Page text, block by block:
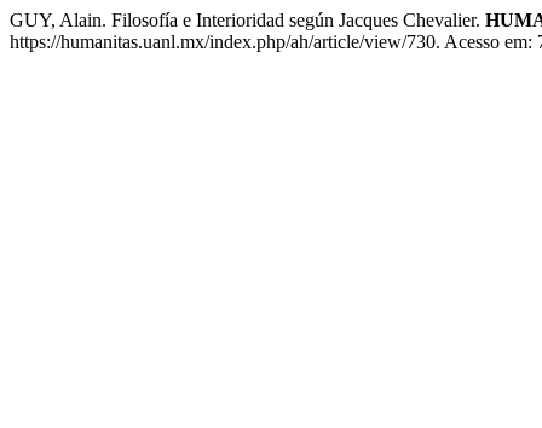
GUY, Alain. Filosofía e Interioridad según Jacques Chevalier.
https://humanitas.uanl.mx/index.php/ah/article/view/730. Acesso em: